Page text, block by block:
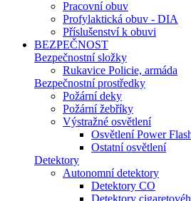
Pracovní obuv
Profylaktická obuv - DIA
Příslušenství k obuvi
BEZPEČNOST
Bezpečnostní složky
Rukavice Policie, armáda
Bezpečnostní prostředky
Požární deky
Požární žebříky
Výstražné osvětlení
Osvětlení Power
Ostatní osvětlení
Detektory
Autonomní detektory
Detektory CO
Detektory